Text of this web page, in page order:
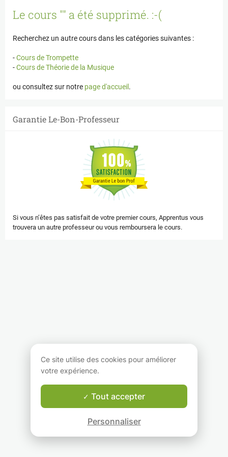
Le cours "" a été supprimé. :-(
Recherchez un autre cours dans les catégories suivantes :
-Cours de Trompette
-Cours de Théorie de la Musique
ou consultez sur notre page d'accueil .
Garantie Le-Bon-Professeur
Si vous n’êtes pas satisfait de votre premier cours, Apprentus vous
trouvera un autre professeur ou vous remboursera le cours.
Ce site utilise des cookies pour améliorer
votre expérience.
Tout accepter
Personnaliser